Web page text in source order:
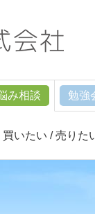
み相談
買いたい / 売りた
勉強